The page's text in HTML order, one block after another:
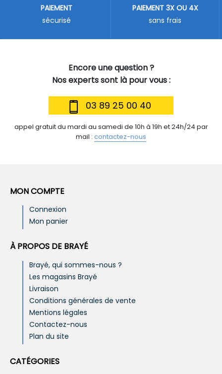
Encore une question ?
Nos experts sont là pour vous :
03 89 25 00 40
appel gratuit du mardi au samedi de 10h à 19h et 24h/24 par
mail : contactez-nous
PAIEMENT
sécurisé
PAIEMENT 3X OU 4X
sans frais
MON COMPTE
Connexion
Mon panier
À PROPOS DE BRAYÉ
Brayé, qui sommes-nous ?
Les magasins Brayé
Livraison
Conditions générales de vente
Mentions légales
Contactez-nous
Plan du site
CATÉGORIES